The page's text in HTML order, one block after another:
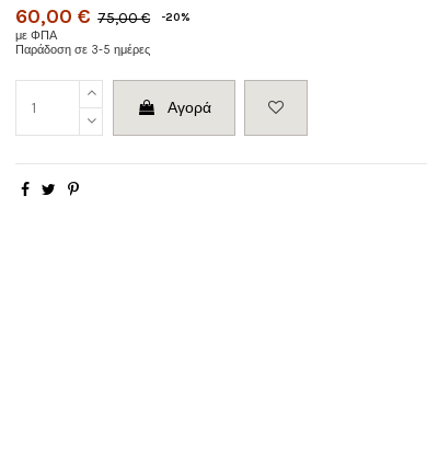
60,00 € 75,00 €
-20%
με ΦΠΑ
Παράδοση σε 3-5 ημέρες
Αγορά